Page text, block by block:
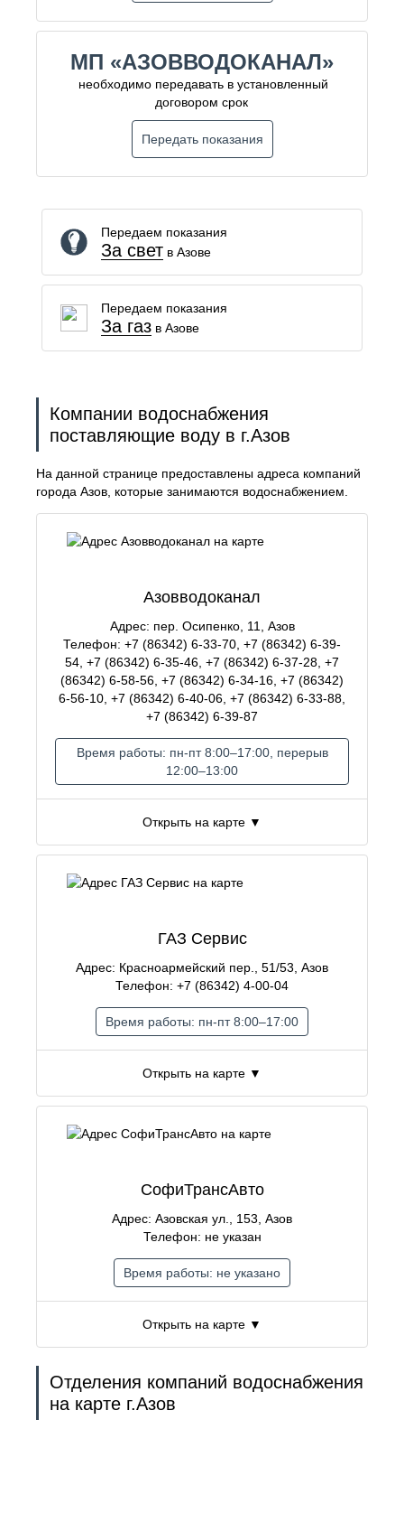
МП «АЗОВВОДОКАНАЛ»
необходимо передавать в установленный
договором срок
Передать показания
Передаем показания
За светв Азове
Передаем показания
За газв Азове
Компании водоснабжения
поставляющие воду в г.Азов
На данной странице предоставлены адреса компаний
города Азов, которые занимаются водоснабжением.
Открыть на карте ▼
Азовводоканал
Адрес: пер. Осипенко, 11, Азов
Телефон: +7 (86342) 6-33-70, +7 (86342) 6-39-
54, +7 (86342) 6-35-46, +7 (86342) 6-37-28, +7
(86342) 6-58-56, +7 (86342) 6-34-16, +7 (86342)
6-56-10, +7 (86342) 6-40-06, +7 (86342) 6-33-88,
+7 (86342) 6-39-87
Время работы: пн-пт 8:00–17:00, перерыв
12:00–13:00
Открыть на карте ▼
ГАЗ Сервис
Адрес: Красноармейский пер., 51/53, Азов
Телефон: +7 (86342) 4-00-04
Время работы: пн-пт 8:00–17:00
Открыть на карте ▼
СофиТрансАвто
Адрес: Азовская ул., 153, Азов
Телефон: не указан
Время работы: не указано
Отделения компаний водоснабжения
на карте г.Азов